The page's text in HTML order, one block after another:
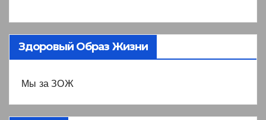
Здоровый Образ Жизни
Мы за ЗОЖ